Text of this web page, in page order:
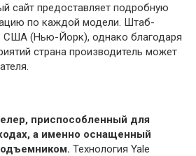
сайт предоставляет подробную
по каждой модели. Штаб-
США (Нью-Йорк), однако благодаря
страна производитель может
приспособленный для
а именно оснащенный
Технология Yale